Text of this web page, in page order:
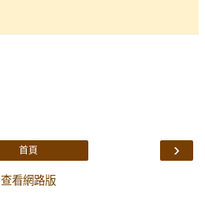
›
首頁
查看網路版